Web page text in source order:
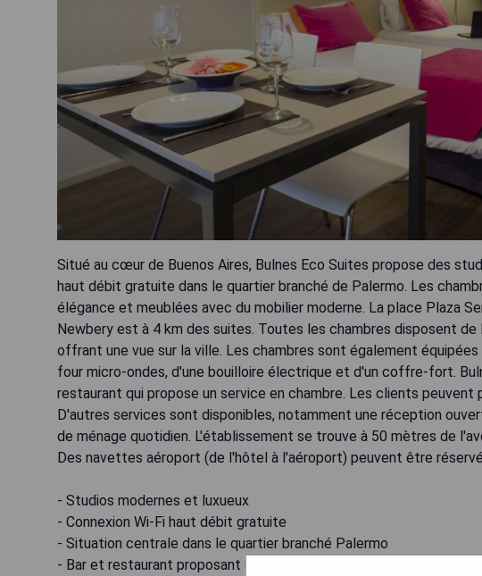
Situé au cœur de Buenos Aires, Bulnes Eco Suites propose des
haut débit gratuite dans le quartier branché de Palermo. Les
élégance et meublées avec du mobilier moderne. La place Plaza
Newbery est à 4 km des suites. Toutes les chambres disposent
offrant une vue sur la ville. Les chambres sont également
four micro-ondes, d'une bouilloire électrique et d'un coffre-fort.
restaurant qui propose un service en chambre. Les clients
D'autres services sont disponibles, notamment une réception
de ménage quotidien. L'établissement se trouve à 50 mètres de
Des navettes aéroport (de l'hôtel à l'aéroport) peuvent être
- Studios modernes et luxueux
- Connexion Wi-Fi haut débit gratuite
- Situation centrale dans le quartier branché Palermo
- Bar et restaurant proposant un service en chambre